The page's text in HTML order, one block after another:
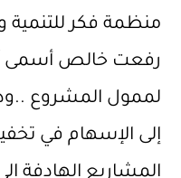
منظمة فكر للتنمية
رفعت خالص أسمى
لممول المشروع
إلى الإسهام في
المشاريع الهادفة